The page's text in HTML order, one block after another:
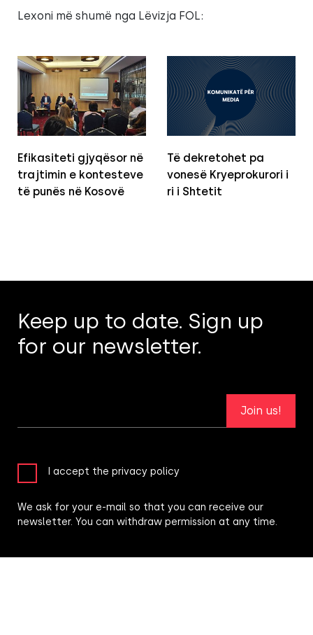
Lexoni më shumë nga Lëvizja FOL:
Efikasiteti gjyqësor në
trajtimin e kontesteve
të punës në Kosovë
Të dekretohet pa
vonesë Kryeprokurori i
ri i Shtetit
Keep up to date. Sign up
for our newsletter.
Join us!
I accept the privacy policy
We ask for your e-mail so that you can receive our
newsletter. You can withdraw permission at any time.